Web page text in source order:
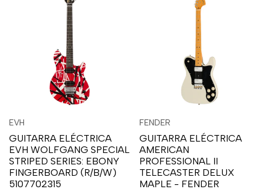
sesión
para
usar
la
lista
para
usar
Compare
Proveedor:
EVH
GUITARRA ELÉCTRICA
EVH WOLFGANG SPECIAL
STRIPED SERIES: EBONY
FINGERBOARD (R/B/W)
5107702315
sesión
para
usar
la
lista
sesión
para
usar
Compare
Vista
Proveedor:
FENDER
GUITARRA ELÉCTRICA
AMERICAN
PROFESSIONAL II
TELECASTER DELUX
MAPLE - FENDER